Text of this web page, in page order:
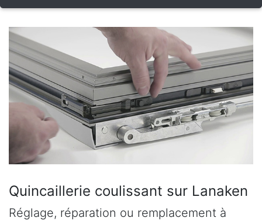
Quincaillerie coulissant sur Lanaken
Réglage, réparation ou remplacement à